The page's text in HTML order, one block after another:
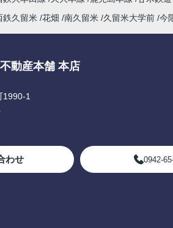
鉄久留米 花畑 南久留米 久留米大学前 今
動産本舗 本店
1990-1
わせ 0942-